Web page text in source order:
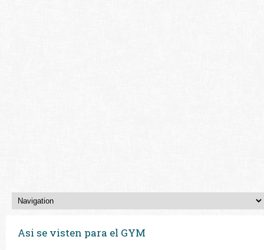
Asi se visten para el GYM